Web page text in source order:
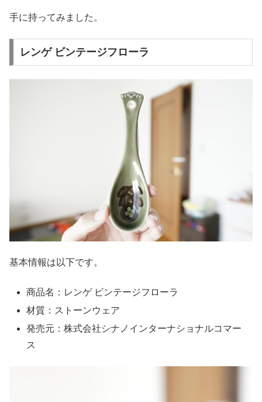
手に持ってみました。
レンゲ ビンテージフローラ
基本情報は以下です。
商品名：レンゲ ビンテージフローラ
材質：ストーンウェア
発売元：株式会社シナノインターナショナルコマー
ス